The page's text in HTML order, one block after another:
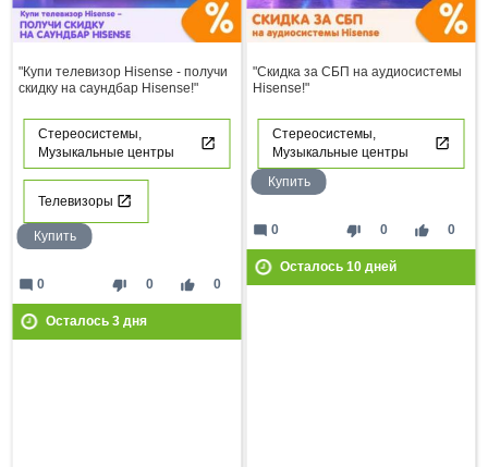
"Купи телевизор Hisense - получи
скидку на саундбар Hisense!"
Стереосистемы,
Музыкальные центры
Телевизоры
Купить
thumb_down 0 thumb_up 0
mode_comment 0
Осталось 3дня
"Скидка за СБП на аудиосистемы
Hisense!"
Стереосистемы,
Музыкальные центры
Купить
thumb_down 0 thumb_up 0
mode_comment 0
Осталось 10дней